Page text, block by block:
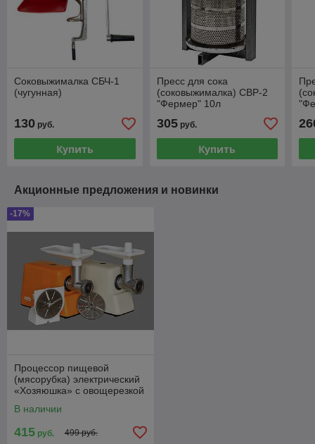
Соковыжималка СБЧ-1
(чугунная)
130 руб.
Купить
Пресс для сока
(соковыжималка) СВР-2
"Фермер" 10л
305руб.
Купить
Акционные предложения и новинки
-17%
Процессор пищевой
(мясорубка) электрический
«Хозяюшка» с овощерезкой
В наличии
415 руб. 499 руб.